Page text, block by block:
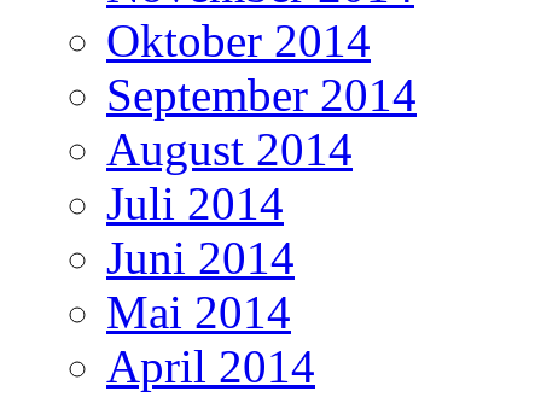
Oktober 2014
September 2014
August 2014
Juli 2014
Juni 2014
Mai 2014
April 2014